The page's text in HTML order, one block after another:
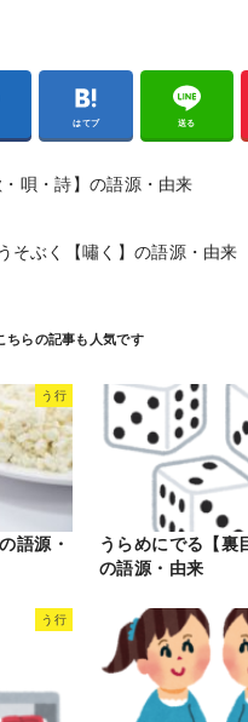
はてブ 送る
唄・詩】の語源・由来
うそぶく【嘯く】の語源・由来
う行
語源・
うらめにでる【裏
の語源・由来
う行